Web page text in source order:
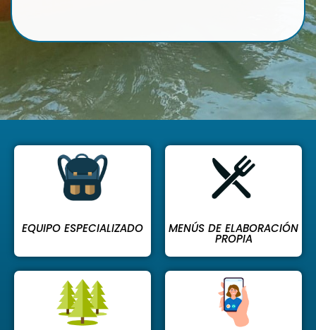
EQUIPO ESPECIALIZADO MENÚS DE ELABORACIÓN
PROPIA